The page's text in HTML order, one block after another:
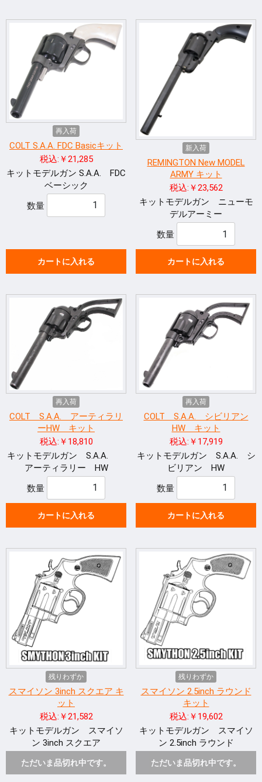
再入荷
COLT S.A.A. FDC Basicキット
税込:￥21,285
キットモデルガン S.A.A. FDC
ベーシック
数量
カートに入れる
新入荷
REMINGTON New MODEL
ARMY キット
税込:￥23,562
キットモデルガン ニューモ
デルアーミー
数量
カートに入れる
再入荷
COLT S.A.A. アーティラリ
ーHW キット
税込:￥18,810
キットモデルガン S.A.A.
アーティラリー HW
数量
カートに入れる
再入荷
COLT S.A.A. シビリアン
HW キット
税込:￥17,919
キットモデルガン S.A.A. シ
ビリアン HW
数量
カートに入れる
残りわずか
スマイソン 3inch スクエア キ
ット
税込:￥21,582
キットモデルガン スマイソ
ン 3inch スクエア
ただいま品切れ中です。
残りわずか
スマイソン 2.5inch ラウンド
キット
税込:￥19,602
キットモデルガン スマイソ
ン 2.5inch ラウンド
ただいま品切れ中です。